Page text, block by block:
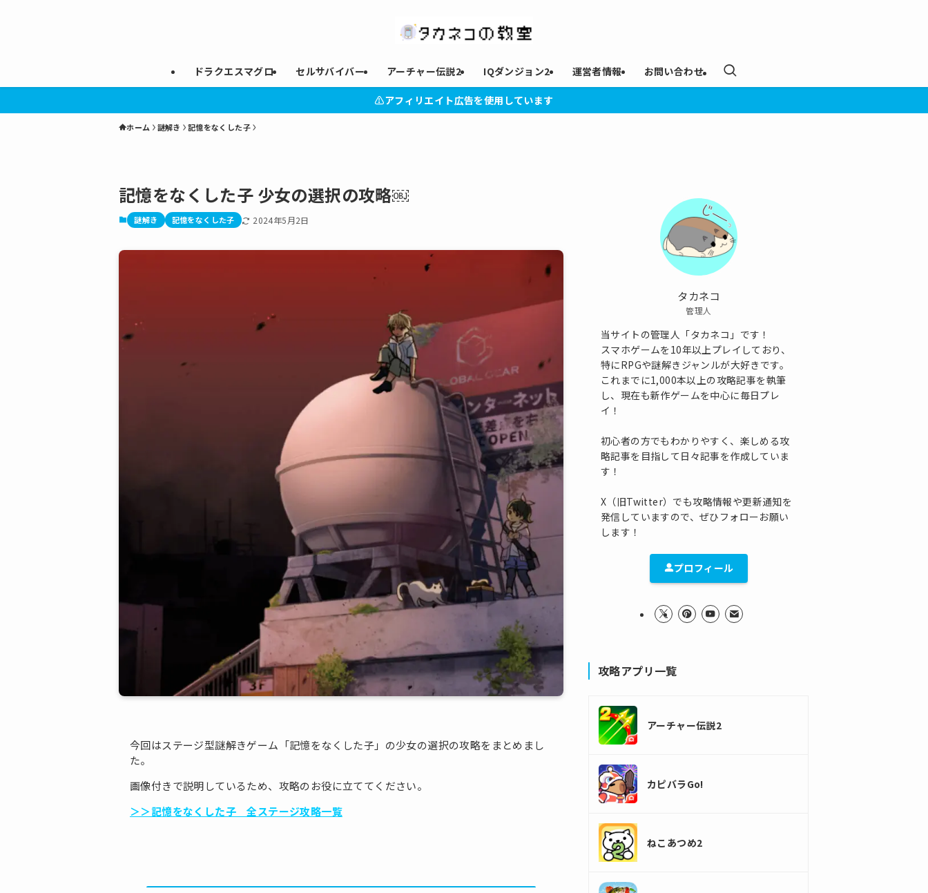
ドラクエスマグロ セルサバイバー アーチャー伝説2 IQダンジョン2 運営者情報 お問い合わせ
⚠︎アフィリエイト広告を使用しています
ホーム 謎解き 記憶をなくした子
記憶をなくした子 少女の選択の攻略￼
謎解き 記憶をなくした子 2024年5月2日
今回はステージ型謎解きゲーム「記憶をなくした子」の少女の選択の攻略をまとめまし
た。
画像付きで説明しているため、攻略のお役に立ててください。
＞＞記憶をなくした子 全ステージ攻略一覧
タカネコ
管理人
当サイトの管理人「タカネコ」です！
スマホゲームを10年以上プレイしており、
特にRPGや謎解きジャンルが大好きです。
これまでに1,000本以上の攻略記事を執筆
し、現在も新作ゲームを中心に毎日プレ
イ！
初心者の方でもわかりやすく、楽しめる攻
略記事を目指して日々記事を作成していま
す！
X（旧Twitter）でも攻略情報や更新通知を
発信していますので、ぜひフォローお願い
します！
プロフィール
攻略アプリ一覧
アーチャー伝説2
カピバラGo!
ねこあつめ2